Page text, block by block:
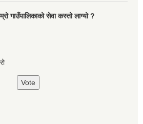
गाउँपालिकाको सेवा कस्तो लाग्यो ?